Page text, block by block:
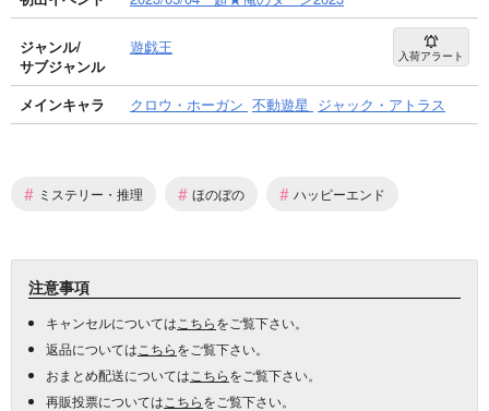
ジャンル/
サブジャンル
遊戯王 入荷アラート
メインキャラ クロウ・ホーガン 不動遊星 ジャック・アトラス
# ミステリー・推理 # ほのぼの # ハッピーエンド
注意事項
キャンセルについては こちらをご覧下さい。
返品については こちらをご覧下さい。
おまとめ配送については こちらをご覧下さい。
再販投票については こちらをご覧下さい。